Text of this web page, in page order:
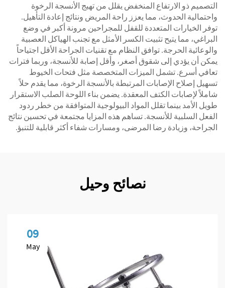
التصميم ذو الارتفاع المنخفض يقلل من تهيج الأنسجة الرخوة
واحتمالية الحدوث، مما يعزز راحة المريض ونتائج إعادة التأهيل.
توفر الخيارات المتعددة للقفل للمجراحين مرونة أكبر في وضع
البراغي، مما يتيح تثبيت الكسر الأمثل مع تجنب الهياكل العصبية
والوعائية الحرجة. توافق النظام مع تقنيات الجراحة الأقل اجتياحاً
يمكن أن يؤدي إلى شقوق أصغر، وأقل إصابة للأنسجة، وربما فترات
تعافي أسرع. تشمل الميزات المتخصصة مثل فتحات الخيوط
تسهيل إصلاح الإصابات المرتبطة بالأنسجة الرخوة، مما يقدم حلاً
شاملاً لإصابات الكتف المعقدة. يضمن بناء اللوحة الصلب الاستقرار
طويل الأمد بينما تقلل المواد البيولوجية المتوافقة من خطر ردود
الفعل السلبية للأنسجة. تساهم هذه المزايا مجتمعة في تحسين نتائج
الجراحة، وزيادة رضا المرضى، ومسارات شفاء أكثر قابلية للتنبؤ.
نصائح وحيل
09
May